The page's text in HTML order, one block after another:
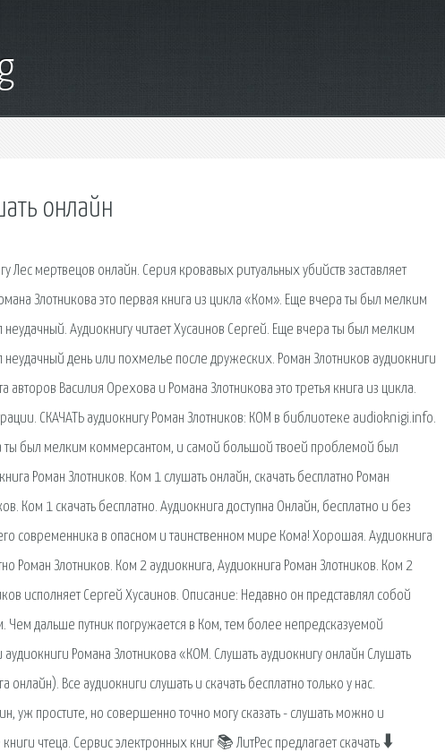
онлайн
Лес мертвецов онлайн. Серия кровавых ритуальных убийств заставляет
Злотникова это первая книга из цикла «Ком». Еще вчера ты был мелким
Аудиокнигу читает Хусаинов Сергей. Еще вчера ты был мелким
день или похмелье после дружеских. Роман Злотников аудиокниги
Василия Орехова и Романа Злотникова это третья книга из цикла.
СКАЧАТЬ аудиокнигу Роман Злотников: КОМ в библиотеке audioknigi.info.
ты был мелким коммерсантом, и самой большой твоей проблемой был
Роман Злотников. Ком 1 слушать онлайн, скачать бесплатно Роман
Ком 1 скачать бесплатно. Аудиокнига доступна Онлайн, бесплатно и без
современника в опасном и таинственном мире Кома! Хорошая. Аудиокнига
Роман Злотников. Ком 2 аудиокнига, Аудиокнига Роман Злотников. Ком 2
исполняет Сергей Хусаинов. Описание: Недавно он представлял собой
дальше путник погружается в Ком, тем более непредсказуемой
аудиокниги Романа Злотникова «КОМ. Слушать аудиокнигу онлайн Слушать
Все аудиокниги слушать и скачать бесплатно только у нас.
уж простите, но совершенно точно могу сказать - слушать можно и
чтеца. Сервис электронных книг 📚 ЛитРес предлагает скачать 🠳